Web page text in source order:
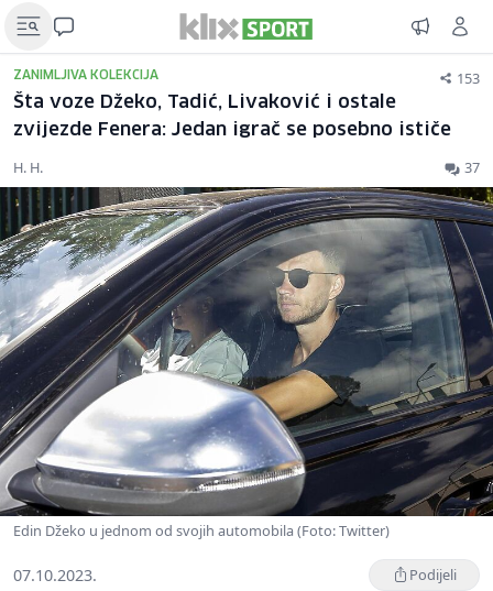
ZANIMLJIVA KOLEKCIJA 153
Šta voze Džeko, Tadić, Livaković i ostale
zvijezde Fenera: Jedan igrač se posebno ističe
H. H. 37
Edin Džeko u jednom od svojih automobila (Foto: Twitter)
07.10.2023. Podijeli